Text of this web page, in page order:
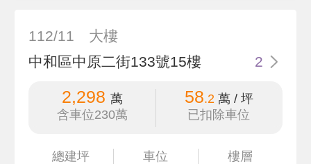
112/11
大樓
中和區中原二街133號15樓
2
2,298 萬
含車位230萬
58.2 萬 / 坪
已扣除車位
總建坪
車位
樓層